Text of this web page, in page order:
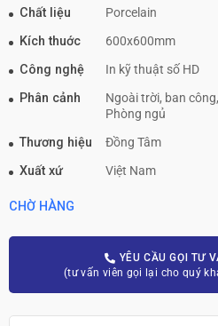
Chất liệu
Porcelain
Kích thuớc
600x600mm
Công nghệ
In kỹ thuật số HD
Phân cảnh
Ngoài trời, ban
Phòng ngủ
Thương hiệu
Đồng Tâm
Xuất xứ
Việt Nam
CHỜ HÀNG
YÊU CẦU GỌI TƯ
(tư vấn viên gọi lại cho quý